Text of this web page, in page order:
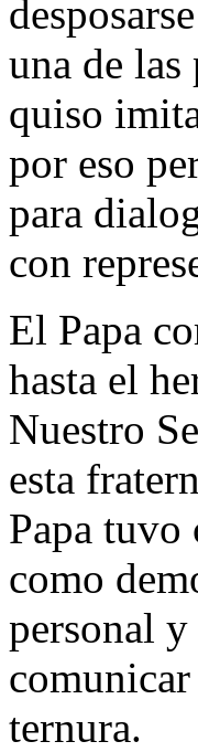
una de las
quiso
por eso
para
con
El Papa
hasta el
Nuestro
esta
Papa tuvo
como
personal
ternura.